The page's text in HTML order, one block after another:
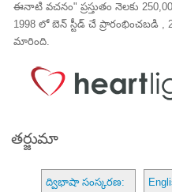
ఈనాటి వచనం" ప్రస్తుతం నెలకు
1998 లో బెన్ స్టీడ్ చే ప్రారంభించబడి ,
మారింది.
తర్జుమా
ద్విభాషా సంస్కరణ: